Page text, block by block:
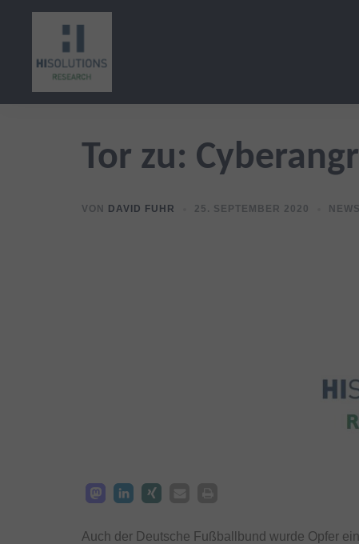
Tor zu:
VON DAVID FUHR 25. SEPTEMBER 2020 NEWS
Auch der Deutsche Fußballbund wurde Opfer